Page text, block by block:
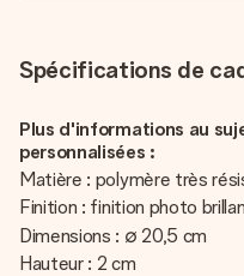
Spécifications de
Plus d'informations au
personnalisées :
Matière : polymère très
Finition : finition photo
Dimensions : ∅ 20,5 cm
Hauteur : 2 cm